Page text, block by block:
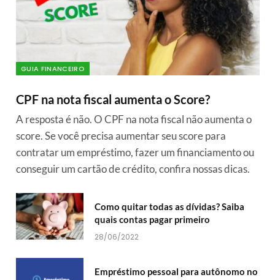
GUIA FINANCEIRO
CPF na nota fiscal aumenta o Score?
A resposta é não. O CPF na nota fiscal não aumenta o
score. Se você precisa aumentar seu score para
contratar um empréstimo, fazer um financiamento ou
conseguir um cartão de crédito, confira nossas dicas.
Como quitar todas as dívidas? Saiba
quais contas pagar primeiro
28/06/2022
Empréstimo pessoal para autônomo no